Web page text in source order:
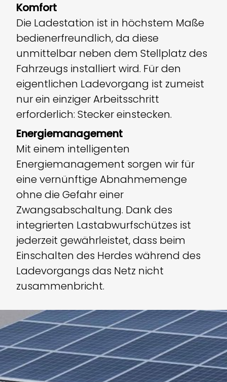
Komfort
Die Ladestation ist in höchstem Maße
bedienerfreundlich, da diese
unmittelbar neben dem Stellplatz des
Fahrzeugs installiert wird. Für den
eigentlichen Ladevorgang ist zumeist
nur ein einziger Arbeitsschritt
erforderlich: Stecker einstecken.
Energiemanagement
Mit einem intelligenten
Energiemanagement sorgen wir für
eine vernünftige Abnahmemenge
ohne die Gefahr einer
Zwangs­ab­schaltung. Dank des
integrierten Last­ab­wurf­schützes ist
jederzeit gewährleistet, dass beim
Einschalten des Herdes während des
Ladevorgangs das Netz nicht
zusammenbricht.